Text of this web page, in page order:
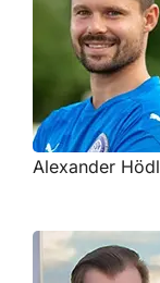
Alexander Hödl